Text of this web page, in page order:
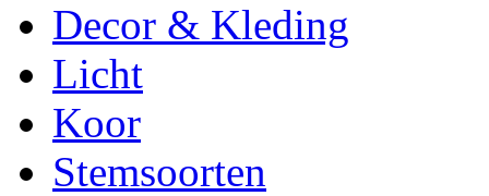
Decor & Kleding
Licht
Koor
Stemsoorten